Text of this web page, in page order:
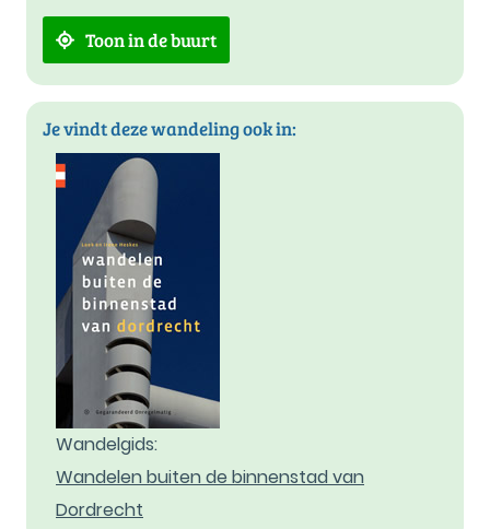
Toon in de buurt
Je vindt deze wandeling ook in:
Wandelgids:
Wandelen buiten de binnenstad van
Dordrecht